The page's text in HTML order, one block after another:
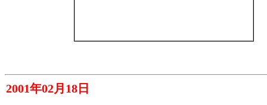
2001年02月18日